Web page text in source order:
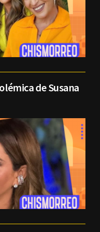
de Susana